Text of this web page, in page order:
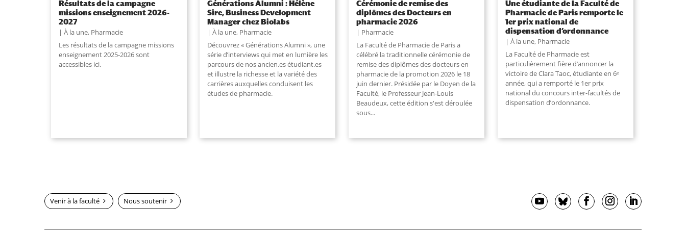
Résultats de la campagne
missions enseignement 2026-
2027
À la une, Pharmacie
Les résultats de la campagne missions
enseignement 2025-2026 sont
accessibles ici.
Générations Alumni : Hélène
Sire, Business Development
Manager chez Biolabs
À la une, Pharmacie
Découvrez « Générations Alumni », une
série d’interviews qui met en lumière les
parcours de nos ancien.es étudiant.es
et illustre la richesse et la variété des
carrières auxquelles conduisent les
études de pharmacie.
Cérémonie de remise des
diplômes des Docteurs en
pharmacie 2026
Pharmacie
La Faculté de Pharmacie de Paris a
célébré la traditionnelle cérémonie de
remise des diplômes des docteurs en
pharmacie de la promotion 2026 le 18
juin dernier. Présidée par le Doyen de la
Faculté, le Professeur Jean-Louis
Beaudeux, cette édition s'est déroulée
sous...
Une étudiante de la Faculté de
Pharmacie de Paris remporte le
1er prix national de
dispensation d’ordonnance
À la une, Pharmacie
La Faculté de Pharmacie est
particulièrement fière d’annoncer la
victoire de Clara Taoc, étudiante en 6ᵉ
année, qui a remporté le 1er prix
national du concours inter-facultés de
dispensation d’ordonnance.
Venir à la faculté Nous soutenir